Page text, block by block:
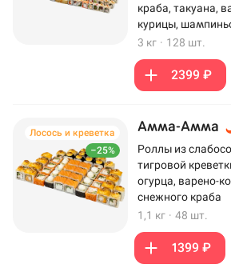
краба, такуана,
курицы,
3 кг · 128 шт.
2399 ₽
–25%
Лосось и креветка Амма-Амма
Роллы из
тигровой
огурца, варено-
снежного краба
1,1 кг · 48 шт.
1399 ₽